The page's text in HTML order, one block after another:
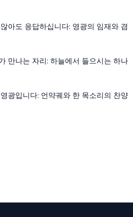
아도 응답하십니다: 영광의 임재와 겸
만나는 자리: 하늘에서 들으시는 하나
광입니다: 언약궤와 한 목소리의 찬양